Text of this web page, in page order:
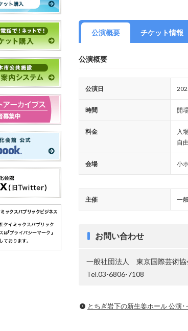
公演概要 チケット情報
公演概要
公演日
時間 開
料金
入
自
会場 小
主催 一
お問い合わせ
一般社団法人 東京国際芸術協
Tel.03-6806-7108
とちぎ岩下の新⽣姜ホール 公演